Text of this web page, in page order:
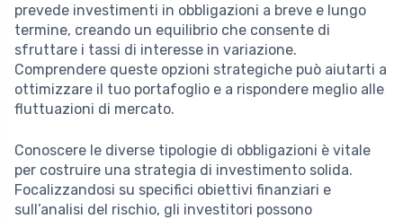
prevede investimenti in obbligazioni a breve e lungo
termine, creando un equilibrio che consente di
sfruttare i tassi di interesse in variazione.
Comprendere queste opzioni strategiche può aiutarti a
ottimizzare il tuo portafoglio e a rispondere meglio alle
fluttuazioni di mercato.
Conoscere le diverse tipologie di obbligazioni è vitale
per costruire una strategia di investimento solida.
Focalizzandosi su specifici obiettivi finanziari e
sull’analisi del rischio, gli investitori possono